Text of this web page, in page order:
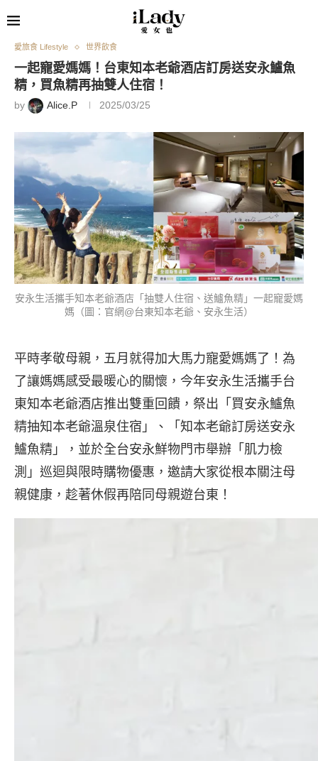
愛旅食 Lifestyle 世界飲食
一起寵愛媽媽！台東知本老爺酒店訂房送安永鱸魚
精，買魚精再抽雙人住宿！
by Alice.P 2025/03/25
安永生活攜手知本老爺酒店「抽雙人住宿、送鱸魚精」一起寵愛媽
媽（圖：官網@台東知本老爺、安永生活）
平時孝敬母親，五月就得加大馬力寵愛媽媽了！為
了讓媽媽感受最暖心的關懷，今年安永生活攜手台
東知本老爺酒店推出雙重回饋，祭出「買安永鱸魚
精抽知本老爺溫泉住宿」、「知本老爺訂房送安永
鱸魚精」，並於全台安永鮮物門市舉辦「肌力檢
測」巡迴與限時購物優惠，邀請大家從根本關注母
親健康，趁著休假再陪同母親遊台東！